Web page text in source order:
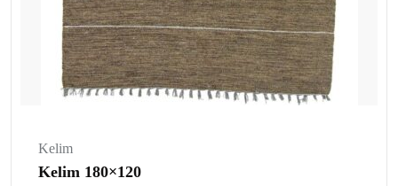
Kelim
Kelim 180×120